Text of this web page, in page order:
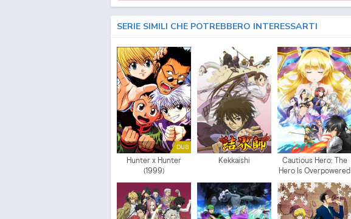
SERIE SIMILI CHE POTREBBERO INTERESSARTI
DUB
Hunter x Hunter
(1999)
Kekkaishi
Cautious Hero: The
Hero Is Overpowered
but Overly Cautious